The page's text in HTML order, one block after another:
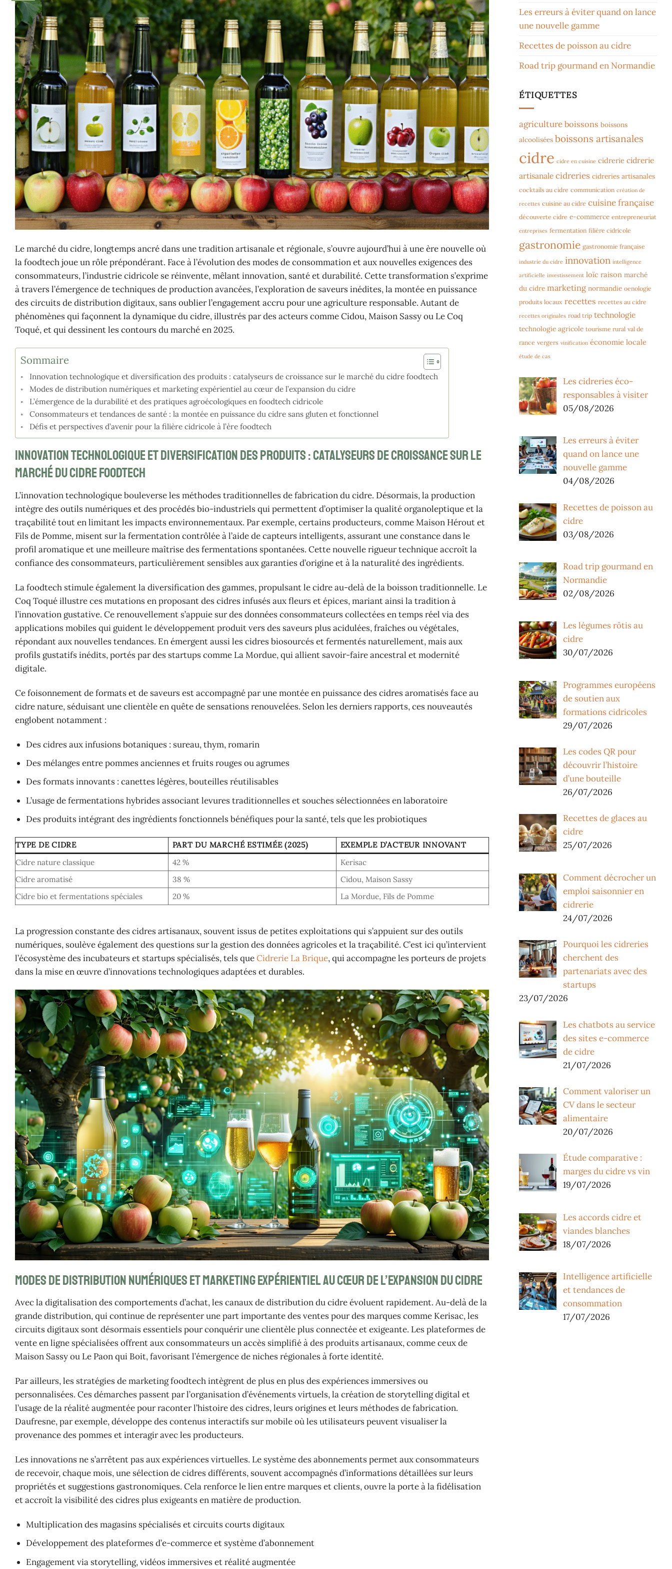
Le marché du cidre, longtemps ancré dans une tradition artisanale et régionale, s’ouvre aujourd’hui à une ère nouvelle où
la foodtech joue un rôle prépondérant. Face à l’évolution des modes de consommation et aux nouvelles exigences des
consommateurs, l’industrie cidricole se réinvente, mêlant innovation, santé et durabilité. Cette transformation s’exprime
à travers l’émergence de techniques de production avancées, l’exploration de saveurs inédites, la montée en puissance
des circuits de distribution digitaux, sans oublier l’engagement accru pour une agriculture responsable. Autant de
phénomènes qui façonnent la dynamique du cidre, illustrés par des acteurs comme Cidou, Maison Sassy ou Le Coq
Toqué, et qui dessinent les contours du marché en 2025.
Sommaire
Innovation technologique et diversification des produits : catalyseurs de croissance sur le marché du cidre foodtech
Modes de distribution numériques et marketing expérientiel au cœur de l’expansion du cidre
L’émergence de la durabilité et des pratiques agroécologiques en foodtech cidricole
Consommateurs et tendances de santé : la montée en puissance du cidre sans gluten et fonctionnel
Défis et perspectives d’avenir pour la filière cidricole à l’ère foodtech
Innovation technologique et diversification des produits : catalyseurs de croissance sur le
marché du cidre foodtech
L’innovation technologique bouleverse les méthodes traditionnelles de fabrication du cidre. Désormais, la production
intègre des outils numériques et des procédés bio-industriels qui permettent d’optimiser la qualité organoleptique et la
traçabilité tout en limitant les impacts environnementaux. Par exemple, certains producteurs, comme Maison Hérout et
Fils de Pomme, misent sur la fermentation contrôlée à l’aide de capteurs intelligents, assurant une constance dans le
profil aromatique et une meilleure maîtrise des fermentations spontanées. Cette nouvelle rigueur technique accroît la
confiance des consommateurs, particulièrement sensibles aux garanties d’origine et à la naturalité des ingrédients.
La foodtech stimule également la diversification des gammes, propulsant le cidre au-delà de la boisson traditionnelle. Le
Coq Toqué illustre ces mutations en proposant des cidres infusés aux fleurs et épices, mariant ainsi la tradition à
l’innovation gustative. Ce renouvellement s’appuie sur des données consommateurs collectées en temps réel via des
applications mobiles qui guident le développement produit vers des saveurs plus acidulées, fraîches ou végétales,
répondant aux nouvelles tendances. En émergent aussi les cidres biosourcés et fermentés naturellement, mais aux
profils gustatifs inédits, portés par des startups comme La Mordue, qui allient savoir-faire ancestral et modernité
digitale.
Ce foisonnement de formats et de saveurs est accompagné par une montée en puissance des cidres aromatisés face au
cidre nature, séduisant une clientèle en quête de sensations renouvelées. Selon les derniers rapports, ces nouveautés
englobent notamment :
Des cidres aux infusions botaniques : sureau, thym, romarin
Des mélanges entre pommes anciennes et fruits rouges ou agrumes
Des formats innovants : canettes légères, bouteilles réutilisables
L’usage de fermentations hybrides associant levures traditionnelles et souches sélectionnées en laboratoire
Des produits intégrant des ingrédients fonctionnels bénéfiques pour la santé, tels que les probiotiques
TYPE DE CIDRE PART DU MARCHÉ ESTIMÉE (2025)
EXEMPLE D’ACTEUR INNOVANT
Cidre nature classique
42 %
Kerisac
Cidre aromatisé
38 %
Cidou, Maison Sassy
Cidre bio et fermentations spéciales
20 % La Mordue, Fils de Pomme
La progression constante des cidres artisanaux, souvent issus de petites exploitations qui s’appuient sur des outils
numériques, soulève également des questions sur la gestion des données agricoles et la traçabilité. C’est ici qu’intervient
l’écosystème des incubateurs et startups spécialisés, tels queCidrerie La Brique, qui accompagne les porteurs de projets
dans la mise en œuvre d’innovations technologiques adaptées et durables.
Modes de distribution numériques et marketing expérientiel au cœur de l’expansion du cidre
Avec la digitalisation des comportements d’achat, les canaux de distribution du cidre évoluent rapidement. Au-delà de la
grande distribution, qui continue de représenter une part importante des ventes pour des marques comme Kerisac, les
circuits digitaux sont désormais essentiels pour conquérir une clientèle plus connectée et exigeante. Les plateformes de
vente en ligne spécialisées offrent aux consommateurs un accès simplifié à des produits artisanaux, comme ceux de
Maison Sassy ou Le Paon qui Boit, favorisant l’émergence de niches régionales à forte identité.
Par ailleurs, les stratégies de marketing foodtech intègrent de plus en plus des expériences immersives ou
personnalisées. Ces démarches passent par l’organisation d’événements virtuels, la création de storytelling digital et
l’usage de la réalité augmentée pour raconter l’histoire des cidres, leurs origines et leurs méthodes de fabrication.
Daufresne, par exemple, développe des contenus interactifs sur mobile où les utilisateurs peuvent visualiser la
provenance des pommes et interagir avec les producteurs.
Les innovations ne s’arrêtent pas aux expériences virtuelles. Le système des abonnements permet aux consommateurs
de recevoir, chaque mois, une sélection de cidres différents, souvent accompagnés d’informations détaillées sur leurs
propriétés et suggestions gastronomiques. Cela renforce le lien entre marques et clients, ouvre la porte à la fidélisation
et accroît la visibilité des cidres plus exigeants en matière de production.
Multiplication des magasins spécialisés et circuits courts digitaux
Développement des plateformes d’e-commerce et système d’abonnement
Engagement via storytelling, vidéos immersives et réalité augmentée
Les erreurs à éviter quand on lance
une nouvelle gamme
Recettes de poisson au cidre
Road trip gourmand en Normandie
ÉTIQUETTES
agriculture boissons boissons
alcoolisées boissons artisanales
cidre cidre en cuisine cidrerie cidrerie
artisanale cidreries cidreries artisanales
cocktails au cidre communication création de
recettes cuisine au cidre cuisine française
découverte cidre e-commerce entrepreneuriat
entreprises fermentation filière cidricole
gastronomie gastronomie française
industrie du cidre innovation intelligence
artificielle investissement loïc raison marché
du cidre marketing normandie oenologie
produits locaux recettes recettes au cidre
recettes originales road trip technologie
technologie agricole tourisme rural val de
rance vergers vinification économie locale
étude de cas
Les cidreries éco-
responsables à visiter
05/08/2026
Les erreurs à éviter
quand on lance une
nouvelle gamme
04/08/2026
Recettes de poisson au
cidre
03/08/2026
Road trip gourmand en
Normandie
02/08/2026
Les légumes rôtis au
cidre
30/07/2026
Programmes européens
de soutien aux
formations cidricoles
29/07/2026
Les codes QR pour
découvrir l’histoire
d’une bouteille
26/07/2026
Recettes de glaces au
cidre
25/07/2026
Comment décrocher un
emploi saisonnier en
cidrerie
24/07/2026
Pourquoi les cidreries
cherchent des
partenariats avec des
startups
23/07/2026
Les chatbots au service
des sites e-commerce
de cidre
21/07/2026
Comment valoriser un
CV dans le secteur
alimentaire
20/07/2026
Étude comparative :
marges du cidre vs vin
19/07/2026
Les accords cidre et
viandes blanches
18/07/2026
Intelligence artificielle
et tendances de
consommation
17/07/2026